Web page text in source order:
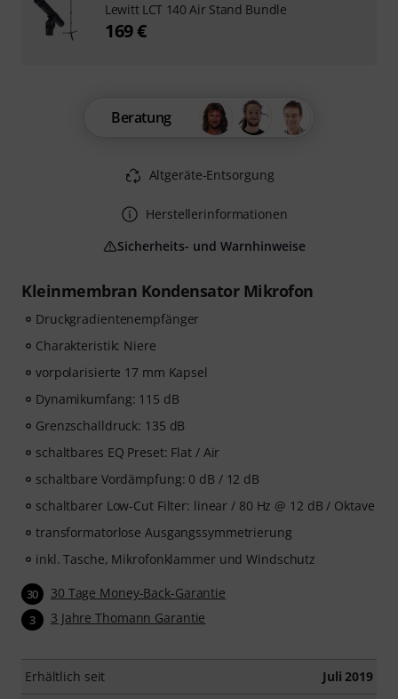
Kleinmembran Kondensator Mikrofon
Druckgradientenempfänger
Charakteristik: Niere
vorpolarisierte 17 mm Kapsel
Dynamikumfang: 115 dB
Grenzschalldruck: 135 dB
schaltbares EQ Preset: Flat / Air
schaltbare Vordämpfung: 0 dB / 12 dB
schaltbarer Low-Cut Filter: linear / 80 Hz @ 12 dB / Oktave
transformatorlose Ausgangssymmetrierung
inkl. Tasche, Mikrofonklammer und Windschutz
30 30 Tage Money-Back-Garantie
3 3 Jahre Thomann Garantie
Erhältlich seit Juli 2019
Beratung
Altgeräte-Entsorgung
Herstellerinformationen
Sicherheits- und Warnhinweise
Lewitt LCT 140 Air Stand Bundle
169 €